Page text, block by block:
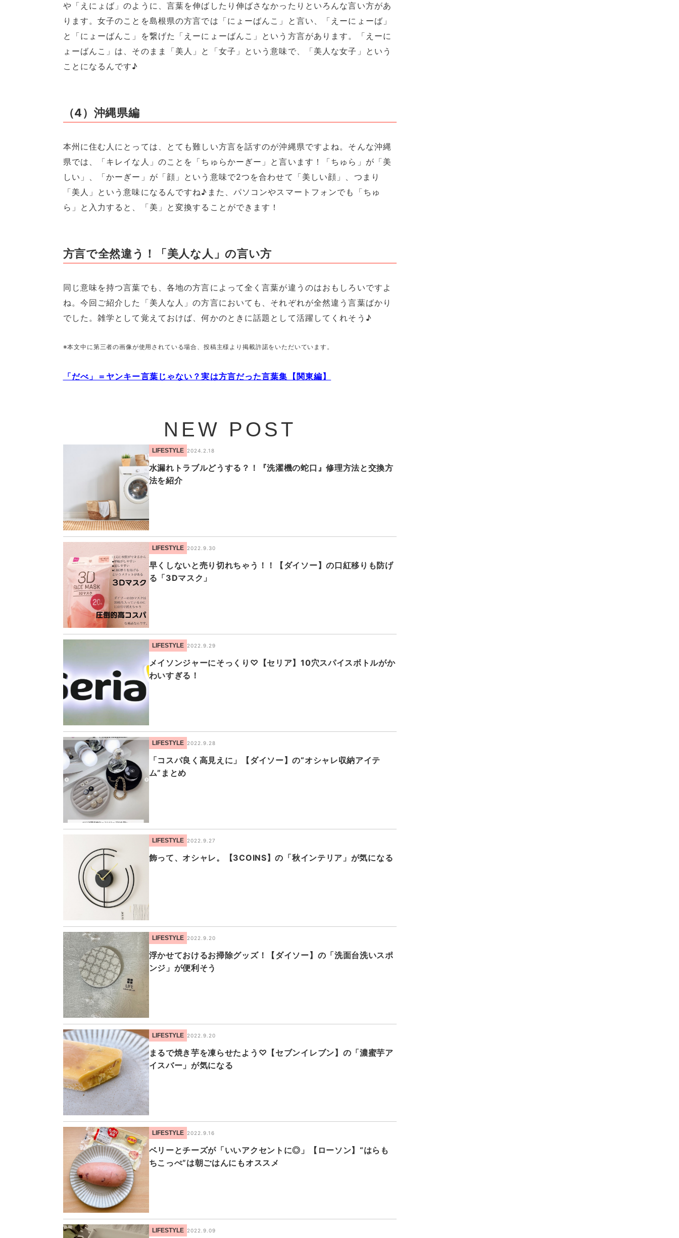
や「えにょば」のように、言葉を伸ばしたり伸ばさなかったりといろんな言い方があ
ります。女子のことを島根県の方言では「にょーばんこ」と言い、「えーにょーば」
と「にょーばんこ」を繋げた「えーにょーばんこ」という方言があります。「えーに
ょーばんこ」は、そのまま「美人」と「女子」という意味で、「美人な女子」という
ことになるんです♪
（4）沖縄県編
本州に住む人にとっては、とても難しい方言を話すのが沖縄県ですよね。そんな沖縄
県では、「キレイな人」のことを「ちゅらかーぎー」と言います！「ちゅら」が「美
しい」、「かーぎー」が「顔」という意味で2つを合わせて「美しい顔」、つまり
「美人」という意味になるんですね♪また、パソコンやスマートフォンでも「ちゅ
ら」と入力すると、「美」と変換することができます！
方言で全然違う！「美人な人」の言い方
同じ意味を持つ言葉でも、各地の方言によって全く言葉が違うのはおもしろいですよ
ね。今回ご紹介した「美人な人」の方言においても、それぞれが全然違う言葉ばかり
でした。雑学として覚えておけば、何かのときに話題として活躍してくれそう♪
※本文中に第三者の画像が使用されている場合、投稿主様より掲載許諾をいただいています。
「だべ」＝ヤンキー言葉じゃない？実は方言だった言葉集【関東編】
NEW POST
LIFESTYLE 2024.2.18
水漏れトラブルどうする？！『洗濯機の蛇口』修理方法と交換方
法を紹介
LIFESTYLE 2022.9.30
早くしないと売り切れちゃう！！【ダイソー】の口紅移りも防げ
る「3Dマスク」
LIFESTYLE 2022.9.29
メイソンジャーにそっくり♡【セリア】10穴スパイスボトルがか
わいすぎる！
LIFESTYLE 2022.9.28
「コスパ良く高見えに」【ダイソー】の“オシャレ収納アイテ
ム”まとめ
LIFESTYLE 2022.9.27
飾って、オシャレ。【3COINS】の「秋インテリア」が気になる
LIFESTYLE 2022.9.20
浮かせておけるお掃除グッズ！【ダイソー】の「洗面台洗いスポ
ンジ」が便利そう
LIFESTYLE 2022.9.20
まるで焼き芋を凍らせたよう♡【セブンイレブン】の「濃蜜芋ア
イスバー」が気になる
LIFESTYLE 2022.9.16
ベリーとチーズが「いいアクセントに◎」【ローソン】“はらも
ちこっぺ”は朝ごはんにもオススメ
LIFESTYLE 2022.9.09